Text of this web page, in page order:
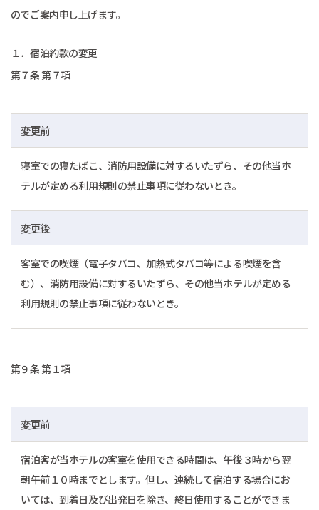
のでご案内申し上げます。
１．宿泊約款の変更
第７条 第７項
変更前
寝室での寝たばこ、消防用設備に対するいたずら、その他当ホ
テルが定める利用規則の禁止事項に従わないとき。
変更後
客室での喫煙（電子タバコ、加熱式タバコ等による喫煙を含
む）、消防用設備に対するいたずら、その他当ホテルが定める
利用規則の禁止事項に従わないとき。
第９条 第１項
変更前
宿泊客が当ホテルの客室を使用できる時間は、午後３時から翌
朝午前１０時までとします。但し、連続して宿泊する場合にお
いては、到着日及び出発日を除き、終日使用することができま